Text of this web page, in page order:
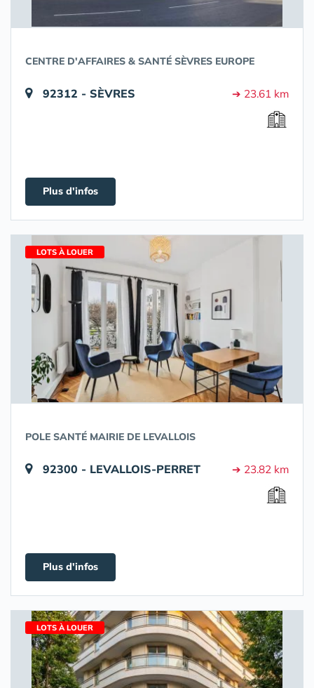
CENTRE D'AFFAIRES & SANTÉ SÈVRES EUROPE
92312 - SÈVRES ➔ 23.61 km
Plus d'infos
LOTS À LOUER
POLE SANTÉ MAIRIE DE LEVALLOIS
92300 - LEVALLOIS-PERRET ➔ 23.82 km
Plus d'infos
LOTS À LOUER